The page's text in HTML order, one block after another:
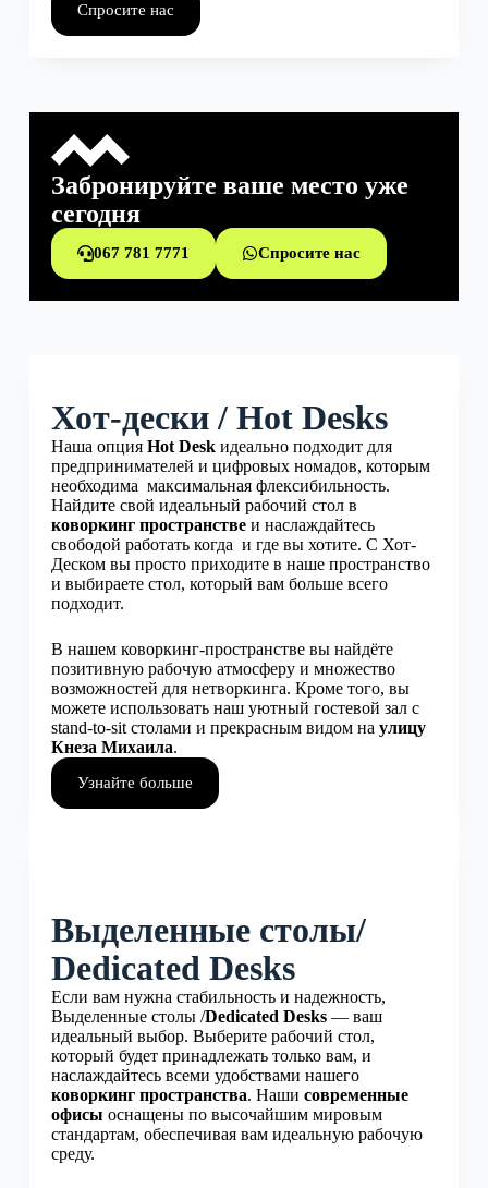
Спросите нас
Забронируйте ваше место уже
сегодня
067 781 7771 Спросите нас
Хот-дески / Hot Desks
Наша опция Hot Deskидеально подходит для
предпринимателей и цифровых номадов, которым
необходима максимальная флексибильность.
Найдите свой идеальный рабочий стол в
коворкинг пространствеи наслаждайтесь
свободой работать когда и где вы хотите. С Хот-
Деском вы просто приходите в наше пространство
и выбираете стол, который вам больше всего
подходит.
В нашем коворкинг-пространстве вы найдёте
позитивную рабочую атмосферу и множество
возможностей для нетворкинга. Кроме того, вы
можете использовать наш уютный гостевой зал с
stand-to-sit столами и прекрасным видом на улицу
Кнеза Михаила.
Узнайте больше
Выделенные столы/
Dedicated Desks
Если вам нужна стабильность и надежность,
Выделенные столы /Dedicated Desks— ваш
идеальный выбор. Выберите рабочий стол,
который будет принадлежать только вам, и
наслаждайтесь всеми удобствами нашего
коворкинг пространства. Наши современные
офисы оснащены по высочайшим мировым
стандартам, обеспечивая вам идеальную рабочую
среду.